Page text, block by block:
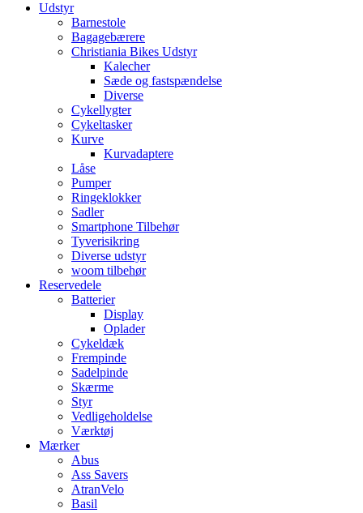
Udstyr
Barnestole
Bagagebærere
Christiania Bikes Udstyr
Kalecher
Sæde og fastspændelse
Diverse
Cykellygter
Cykeltasker
Kurve
Kurvadaptere
Låse
Pumper
Ringeklokker
Sadler
Smartphone Tilbehør
Tyverisikring
Diverse udstyr
woom tilbehør
Reservedele
Batterier
Display
Oplader
Cykeldæk
Frempinde
Sadelpinde
Skærme
Styr
Vedligeholdelse
Værktøj
Mærker
Abus
Ass Savers
AtranVelo
Basil